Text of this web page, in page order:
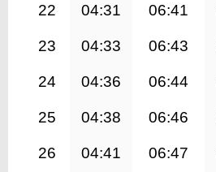
22 04:31 06:41
23 04:33 06:43
24 04:36 06:44
25 04:38 06:46
26 04:41 06:47